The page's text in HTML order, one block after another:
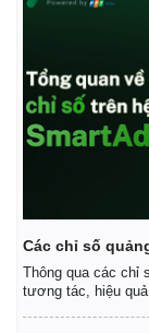
Các chỉ số
Thông qua các chỉ
tương tác, hiệu quả